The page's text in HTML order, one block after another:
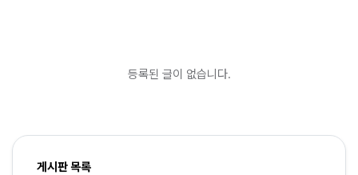
등록된 글이 없습니다.
게시판 목록